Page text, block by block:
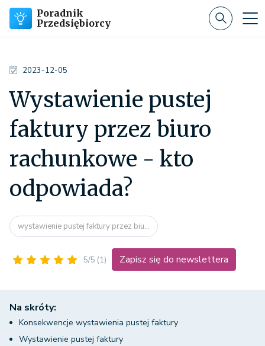
Poradnik
Przedsiębiorcy
2023-12-05
Wystawienie pustej
faktury przez biuro
rachunkowe - kto
odpowiada?
wystawienie pustej faktury przez biu...
5/5 (1) Zapisz się do newslettera
Na skróty:
Konsekwencje wystawienia pustej faktury
Wystawienie pustej faktury